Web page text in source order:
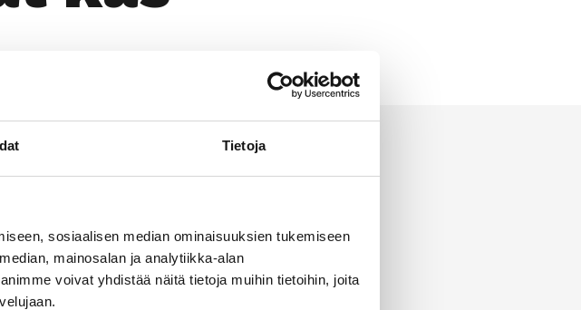
Tietoja
sosiaalisen median ominaisuuksien tukemiseen
mainosalan ja analytiikka-alan
voivat yhdistää näitä tietoja muihin tietoihin, joita